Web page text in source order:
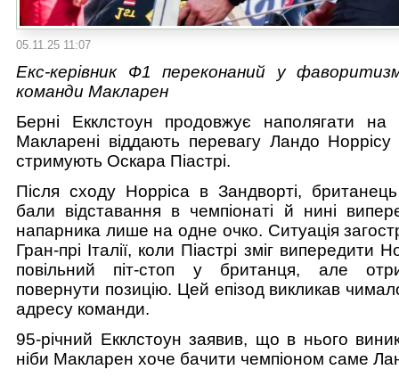
05.11.25 11:07
Екс-керівник Ф1 переконаний у
команди Макларен
Берні Екклстоун продовжує наполягати
Макларені віддають перевагу Ландо
стримують Оскара Піастрі.
Після сходу Норріса в Зандворті, британець
бали відставання в чемпіонаті й нині
напарника лише на одне очко. Ситуація
Гран-прі Італії, коли Піастрі зміг випередити
повільний піт-стоп у британця, але
повернути позицію. Цей епізод викликав
адресу команди.
95-річний Екклстоун заявив, що в нього
ніби Макларен хоче бачити чемпіоном саме